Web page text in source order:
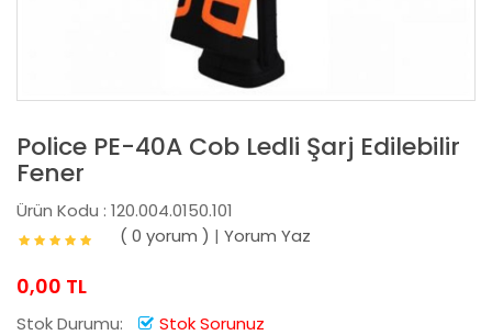
Police PE-40A Cob Ledli Şarj Edilebilir
Fener
Ürün Kodu : 120.004.0150.101
( 0 yorum ) | Yorum Yaz
0,00 TL
Stok Durumu: Stok Sorunuz